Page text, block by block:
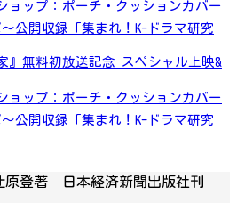
ョップ：ポーチ・クッションカバー
公開収録「集まれ！K-ドラマ研究
』無料初放送記念 スペシャル上映&
ョップ：ポーチ・クッションカバー
公開収録「集まれ！K-ドラマ研究
原登著 日本経済新聞出版社刊